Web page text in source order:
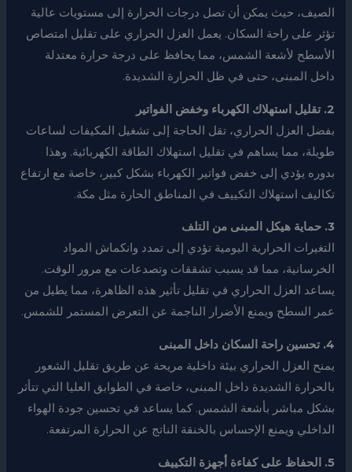
الصيف، حيث يمكن أن تصل درجات الحرارة إلى مستويات عالية
تؤثر على راحة السكان. يعمل العزل الحراري على تقليل امتصاص
الأسطح لأشعة الشمس، مما يحافظ على درجة حرارة معتدلة
داخل المبنى، حتى في ظل الحرارة الشديدة.
2. تقليل استهلاك الكهرباء وخفض الفواتير
بفضل العزل الحراري، تقل الحاجة إلى تشغيل المكيفات لساعات
طويلة، مما يساهم في تقليل استهلاك الطاقة الكهربائية. وهذا
بدوره يؤدي إلى خفض فواتير الكهرباء بشكل كبير، خاصة مع ارتفاع
تكاليف استهلاك التكييف في المناطق الحارة مثل مكة.
3. حماية هيكل المبنى من التلف
التغيرات الحرارية اليومية تؤدي إلى تمدد وانكماش المواد
الخرسانية، مما قد يسبب تشققات وتصدعات مع مرور الوقت.
يساعد العزل الحراري في تقليل تأثير هذه الظاهرة، مما يطيل من
عمر السطح ويمنع الأضرار الناجمة عن التعرض المستمر للشمس.
4. تحسين راحة السكان داخل المبنى
يمنح العزل الحراري بيئة داخلية مريحة عن طريق تقليل الشعور
بالحرارة الشديدة داخل المبنى، خاصة في الطوابق العليا التي تتأثر
بشكل مباشر بأشعة الشمس. كما يساعد في تحسين جودة الهواء
الداخلي ويمنع الإحساس بالخنقة الناتج عن الحرارة المرتفعة.
5. الحفاظ على كفاءة أجهزة التكييف